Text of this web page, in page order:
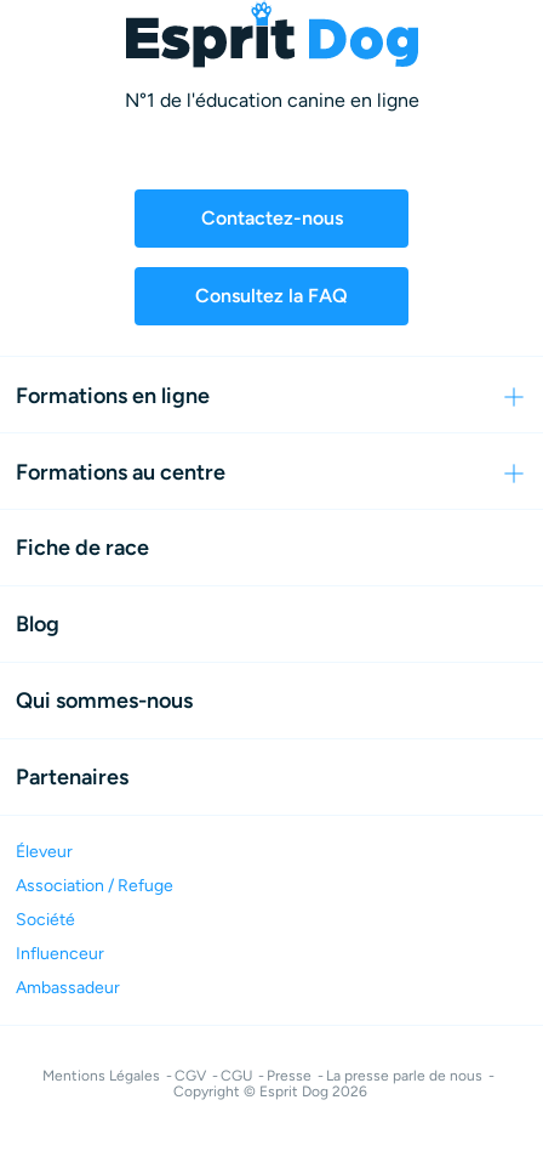
N°1 de l'éducation canine en ligne
Contactez-nous
Consultez la FAQ
Formations en ligne
Formations au centre
Fiche de race
Blog
Qui sommes-nous
Partenaires
Éleveur
Association / Refuge
Société
Influenceur
Ambassadeur
Mentions Légales CGV CGU Presse
La presse parle de nous
Copyright © Esprit Dog 2026